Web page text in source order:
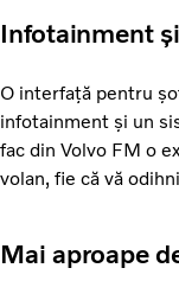
Infotainment
O interfață pentru
infotainment și un
fac din Volvo FM o
volan, fie că vă
Mai aproape